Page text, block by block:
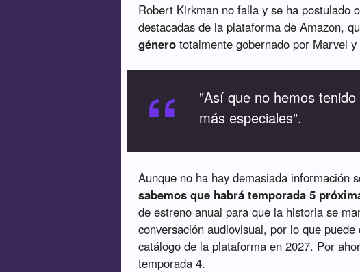
Robert Kirkman no falla y se ha postulado
destacadas de la plataforma de Amazon,
género totalmente gobernado por Marvel
“
"Así que no hemos
más especiales".
Aunque no ha hay demasiada información
sabemos que habrá temporada 5
de estreno anual para que la historia se
conversación audiovisual, por lo que
catálogo de la plataforma en 2027. Por
temporada 4.